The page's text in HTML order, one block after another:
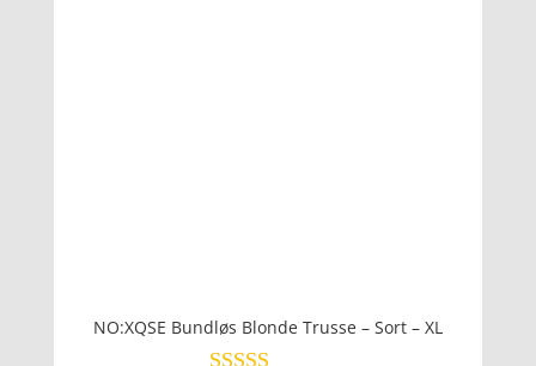
NO:XQSE Bundløs Blonde Trusse – Sort – XL